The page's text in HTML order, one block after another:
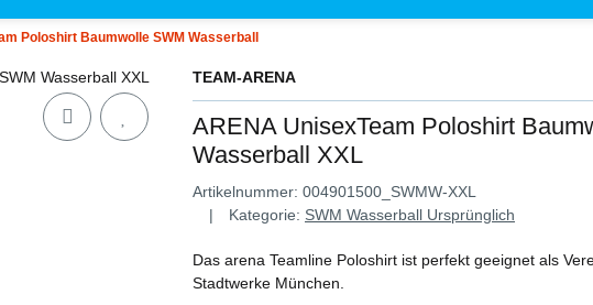
Poloshirt Baumwolle SWM Wasserball
TEAM-ARENA
ARENA UnisexTeam Poloshirt
Wasserball XXL
Artikelnummer: 004901500_SWMW-XXL
Kategorie: SWM Wasserball Ursprünglich
Das arena Teamline Poloshirt ist perfekt geeignet als
Stadtwerke München.